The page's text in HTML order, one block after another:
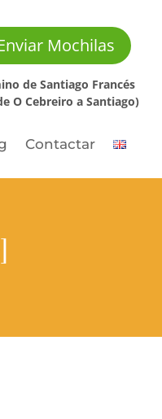
Mochilas
de Santiago Francés
O Cebreiro a Santiago)
Contactar